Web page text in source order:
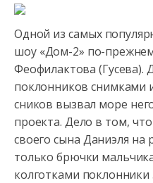
Одной из самых
шоу «Дом-2» по-
Феофилактова (Гусева).
поклонников снимками
сников вызвал море
проекта. Дело в том,
своего сына Даниэля на
только брючки
колготками